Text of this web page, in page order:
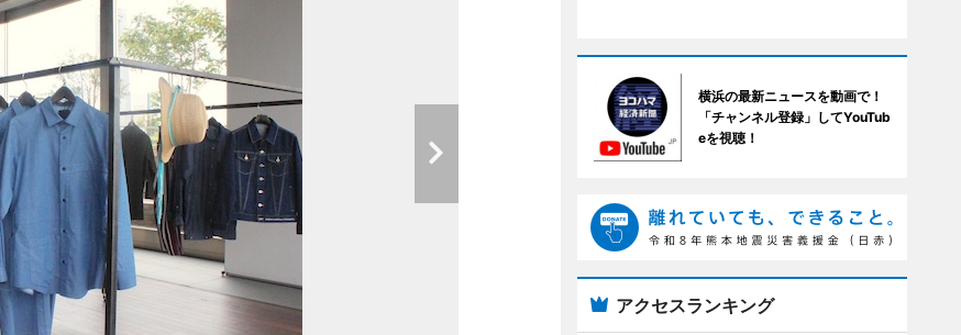
横浜の最新ニュースを動画で！
「チャンネル登録」してYouTub
eを視聴！
アクセスランキング